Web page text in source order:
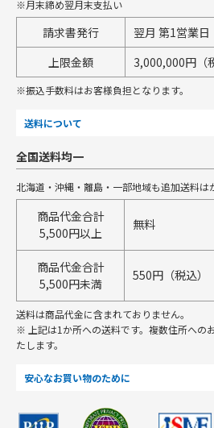
※月末締め翌月末支払い
請求書発行
翌月 第1営業日
上限金額
3,000,000円（
※振込手数料はお客様負担となります。
送料について
全国送料均一
北海道・沖縄・離島・一部地域も追加送料は
商品代金合計
5,500円以上
無料
商品代金合計
5,500円未満
550円（税込）
送料は商品代金に含まれておりません。
※ 上記は1か所への送料です。複数住所への
たします。
安心なお買い物のために